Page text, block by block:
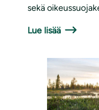
sekä
Lue lisää